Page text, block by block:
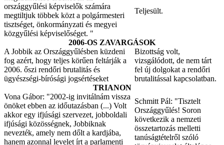
országgyűlési képviselők számára
megtiltjuk többek közt a polgármesteri
tisztséget, önkormányzati és megyei
közgyűlési képviselőséget. "
Teljesült.
2006-OS ZAVARGÁSOK
A Jobbik az Országgyűlésben küzdeni
fog azért, hogy teljes körűen feltárják a
2006. őszi rendőri brutalitás és
ügyészségi-bírósági jogsértéseket
Bizottság volt,
vizsgálódott, de nem tárt
fel új dolgokat a rendőri
brutalitással kapcsolatban.
TRIANON
Vona Gábor: "2002-ig invitálnám vissza
önöket ebben az időutazásban (...) Volt
akkor egy ifjúsági szervezet, jobboldali
ifjúsági közösségnek, Jobbiknak
nevezték, amely nem dőlt a kardjába,
hanem azonnal levelet írt a parlamenti
Schmitt Pál: "Tisztelt
Országgyűlés! Soron
következik a nemzeti
összetartozás melletti
tanúságtételről szóló